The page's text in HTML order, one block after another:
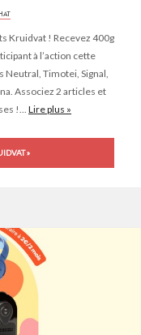
Kruidvat ! Recevez 400g
à l’action cette
Neutral, Timotei, Signal,
Associez 2 articles et
!... Lire plus »
»